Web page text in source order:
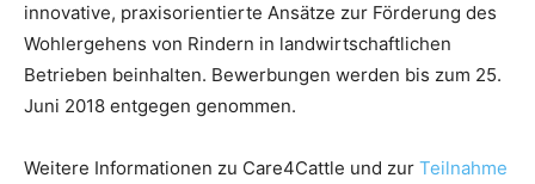
innovative, praxisorientierte Ansätze zur Förderung des
Wohlergehens von Rindern in landwirtschaftlichen
Betrieben beinhalten. Bewerbungen werden bis zum 25.
Juni 2018 entgegen genommen.
Weitere Informationen zu Care4Cattle und zur Teilnahme